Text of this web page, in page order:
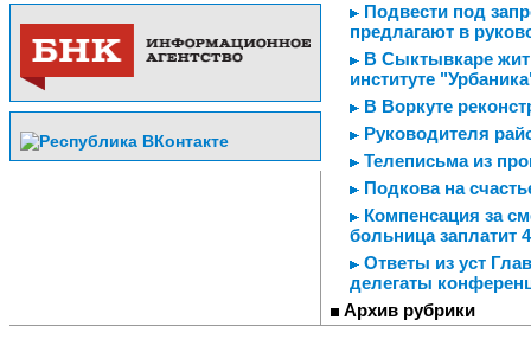
Подвести под
предлагают в
В Сыктывкаре
институте
В Воркуте
Руководителя
Телеписьма из
Подкова на
Компенсация за
больница заплатит
Ответы из уст
делегаты
Архив рубрики